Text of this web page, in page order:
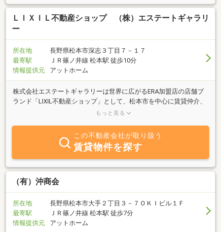
ＬＩＸＩＬ不動産ショップ （株）エステートギャラリ
ー
所在地
長野県松本市深志３丁目７－１７
最寄駅
ＪＲ篠ノ井線 松本駅 徒歩10分
情報提供元
アットホーム
株式会社エステートギャラリーは世界に広がるERA加盟店の店舗ブ
ランド「LIXIL不動産ショップ」として、松本市を中心に賃貸仲介、
売買仲介、マンション管理、リフォームなど、不動産に関する様々
地域の皆様に愛される会社を目指しています。ご相談はお気軽にど
もっと見る
この不動産会社が取り扱う
賃貸物件を探す
（有）沖商会
所在地
長野県松本市大手２丁目３－７ＯＫＩビル１Ｆ
最寄駅
ＪＲ篠ノ井線 松本駅 徒歩7分
情報提供元
アットホーム